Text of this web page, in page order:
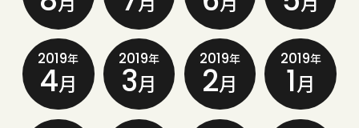
2019年
4月
2019年
3月
2019年
2月
2019年
1月